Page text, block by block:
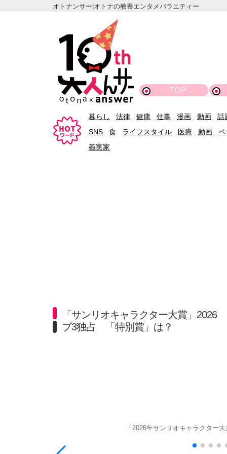
オトナンサー|オトナの教養エンタメバラエティー
TOP
暮らし 法律 健康 仕事 漫画 動画
話
SNS
食 ライフスタイル 医療 動画
ペ
義実家
「サンリオキャラクター大賞」
プ3独占 「特別賞」は？
「2026年サンリオキャラクター